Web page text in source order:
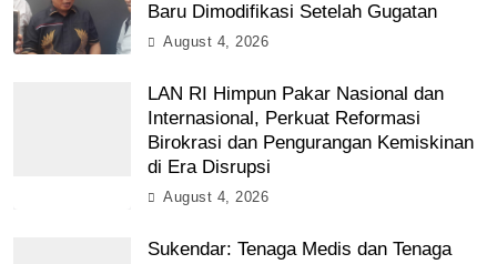
Baru Dimodifikasi Setelah Gugatan
August 4, 2026
LAN RI Himpun Pakar Nasional dan
Internasional, Perkuat Reformasi
Birokrasi dan Pengurangan Kemiskinan
di Era Disrupsi
August 4, 2026
Sukendar: Tenaga Medis dan Tenaga